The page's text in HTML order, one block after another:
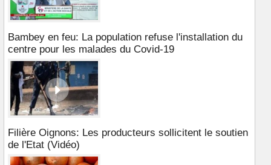
Bambey en feu: La population refuse l'installation du
centre pour les malades du Covid-19
Filière Oignons: Les producteurs sollicitent le soutien
de l'Etat (Vidéo)